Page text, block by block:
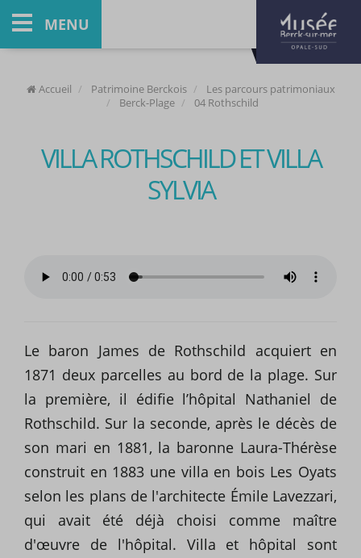
MENU
Accueil Patrimoine Berckois
Les parcours patrimoniaux
Berck-Plage
04 Rothschild
VILLA ROTHSCHILD ET VILLA
SYLVIA
Le baron James de Rothschild acquiert en
1871 deux parcelles au bord de la plage. Sur
la première, il édifie l’hôpital Nathaniel de
Rothschild. Sur la seconde, après le décès de
son mari en 1881, la baronne Laura-Thérèse
construit en 1883 une villa en bois Les Oyats
selon les plans de l'architecte Émile Lavezzari,
qui avait été déjà choisi comme maître
d'œuvre de l'hôpital. Villa et hôpital sont